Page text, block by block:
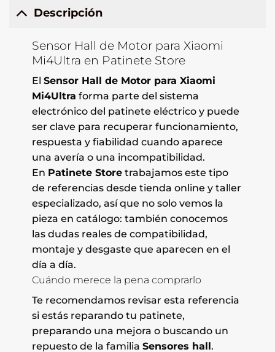
Descripción
Sensor Hall de Motor para Xiaomi
Mi4Ultra en Patinete Store
El Sensor Hall de Motor para Xiaomi
Mi4Ultra forma parte del sistema
electrónico del patinete eléctrico y puede
ser clave para recuperar funcionamiento,
respuesta y fiabilidad cuando aparece
una avería o una incompatibilidad.
En Patinete Storetrabajamos este tipo
de referencias desde tienda online y taller
especializado, así que no solo vemos la
pieza en catálogo: también conocemos
las dudas reales de compatibilidad,
montaje y desgaste que aparecen en el
día a día.
Cuándo merece la pena comprarlo
Te recomendamos revisar esta referencia
si estás reparando tu patinete,
preparando una mejora o buscando un
repuesto de la familia Sensores hall.